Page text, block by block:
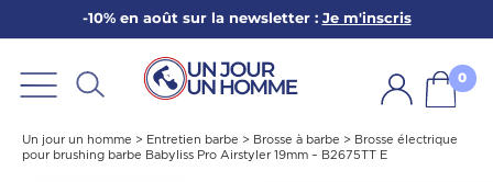
-10% en août sur la newsletter : Je m'inscris
0
Un jour un homme > Entretien barbe > Brosse à barbe > Brosse électrique
pour brushing barbe Babyliss Pro Airstyler 19mm – B2675TT E